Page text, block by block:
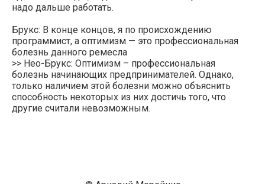
надо дальше работать.
Брукс: В конце концов, я по происхождению
программист, а оптимизм — это профессиональная
болезнь данного ремесла
>> Нео-Брукс: Оптимизм – профессиональная
болезнь начинающих предпринимателей. Однако,
только наличием этой болезни можно объяснить
способность некоторых из них достичь того, что
другие считали невозможным.